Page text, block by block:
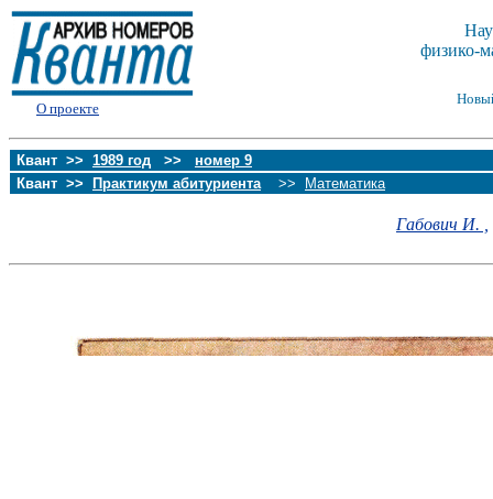
О проекте
физико-
Квант >> 1989 год >> номер 9
Квант >>
Практикум абитуриента >> Математика
Габович И. ,